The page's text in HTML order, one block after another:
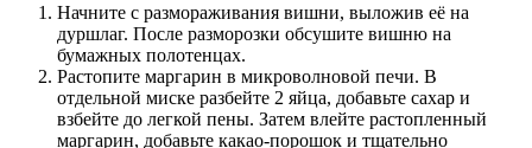
Начните с размораживания вишни, выложив её на
дуршлаг. После разморозки обсушите вишню на
бумажных полотенцах.
Растопите маргарин в микроволновой печи. В
отдельной миске разбейте 2 яйца, добавьте сахар и
взбейте до легкой пены. Затем влейте растопленный
маргарин, добавьте какао-порошок и тщательно